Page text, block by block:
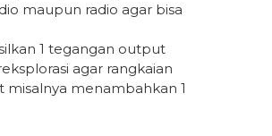
maupun radio agar bisa
1 tegangan output
agar rangkaian
menambahkan 1